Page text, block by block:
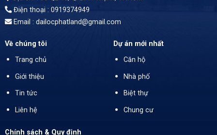
Điện thoại : 0919374949
Email : dailocphatland@gmail.com
Về chúng tôi
Trang chủ
Giới thiệu
Tin tức
Liên hệ
Dự án mới nhất
Căn hộ
Nhà phố
Biệt thự
Chung cư
Chính sách & Quy định